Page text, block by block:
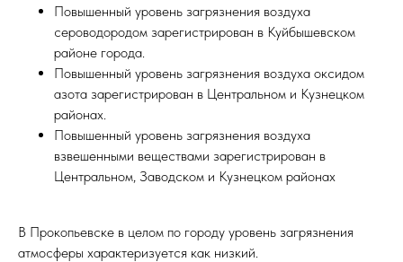
Повышенный уровень загрязнения воздуха
сероводородом зарегистрирован в Куйбышевском
районе города.
Повышенный уровень загрязнения воздуха оксидом
азота зарегистрирован в Центральном и Кузнецком
районах.
Повышенный уровень загрязнения воздуха
взвешенными веществами зарегистрирован в
Центральном, Заводском и Кузнецком районах
В Прокопьевске в целом по городу уровень загрязнения
атмосферы характеризуется как низкий.